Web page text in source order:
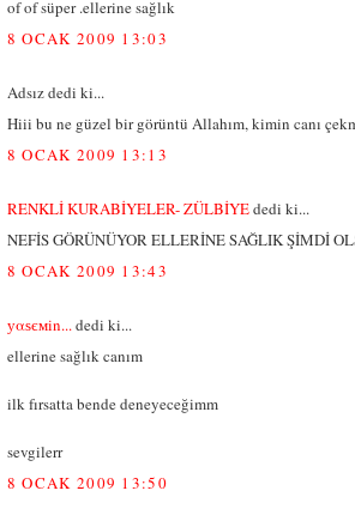
of of süper .ellerine sağlık
8 OCAK 2009 13:03
Adsız dedi ki...
Hiii bu ne güzel bir görüntü Allahım, kimin canı
8 OCAK 2009 13:13
RENKLİ KURABİYELER- ZÜLBİYEdedi ki...
NEFİS GÖRÜNÜYOR ELLERİNE SAĞLIK ŞİMDİ
8 OCAK 2009 13:43
уαѕємin... dedi ki...
ellerine sağlık canım
ilk fırsatta bende deneyeceğimm
sevgilerr
8 OCAK 2009 13:50